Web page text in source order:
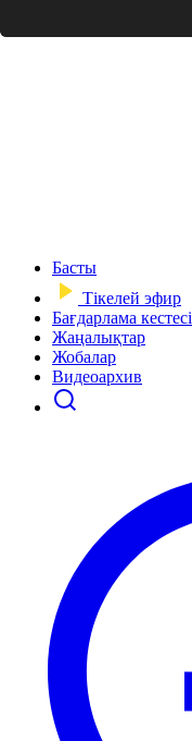
Басты
Тікелей эфир
Бағдарлама кестесі
Жаңалықтар
Жобалар
Видеоархив